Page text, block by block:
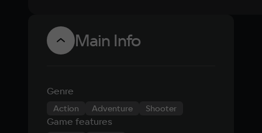
Main Info
Genre
Action Adventure Shooter
Game features